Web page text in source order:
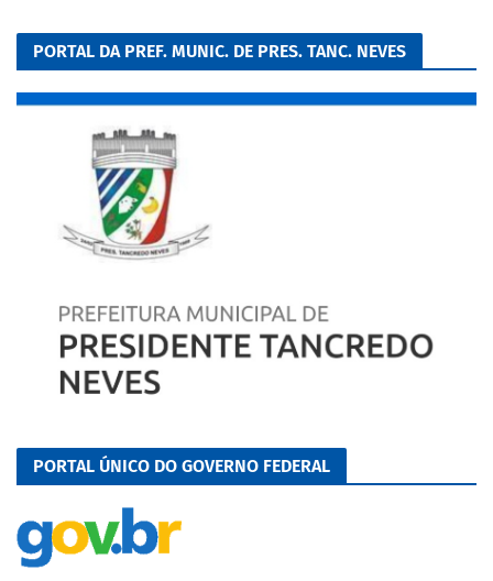
PORTAL DA PREF. MUNIC. DE PRES. TANC. NEVES
PORTAL ÚNICO DO GOVERNO FEDERAL